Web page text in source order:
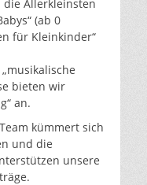
Allerkleinsten
(ab 0
für Kleinkinder“
bieten wir
an.
kümmert sich
und die
unsere